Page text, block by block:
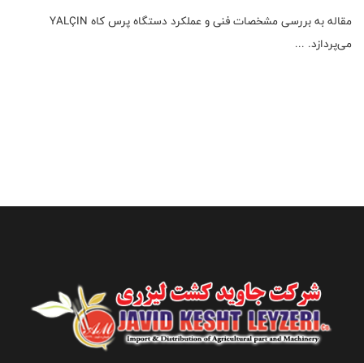
مقاله به بررسی مشخصات فنی و عملکرد دستگاه پرس کاه YALÇIN
می‌پردازد. ...